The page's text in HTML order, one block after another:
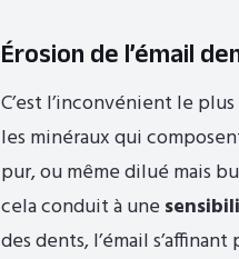
Érosion de l’émail
C’est l’inconvénient le
les minéraux qui
pur, ou même dilué mais
cela conduit à une
des dents, l’émail